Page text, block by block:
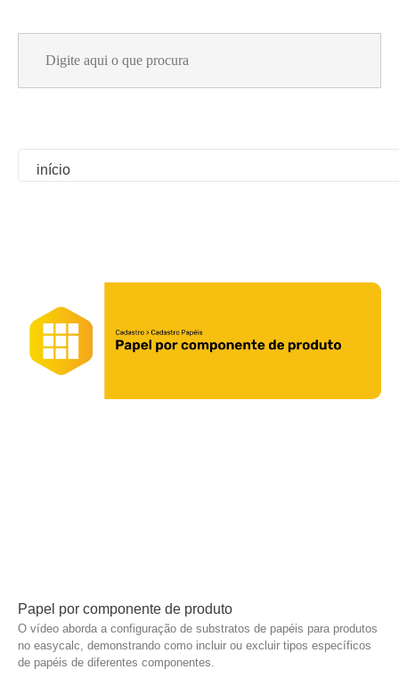
Search
início
Papel por componente de produto
O vídeo aborda a configuração de substratos de papéis para produtos
no easycalc, demonstrando como incluir ou excluir tipos específicos
de papéis de diferentes componentes.